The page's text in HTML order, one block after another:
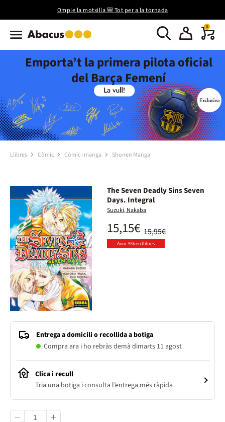
Omple la motxilla 🎒 Tot per a la tornada
0
Emporta’t la primera pilota oficial
del Barça Femení
Llibres Còmic Còmic i manga Shonen Manga
The Seven Deadly Sins Seven
Days. Integral
Suzuki, Nakaba
15,95€
15,15€
Avui -5% en llibres
Entrega a domicili o recollida a botiga
Compra ara i ho rebràs demà dimarts 11 agost
Clica i recull
Tria una botiga i consulta l’entrega més ràpida